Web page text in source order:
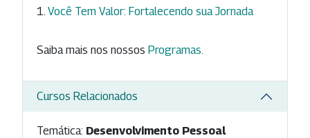
Você Tem Valor: Fortalecendo sua Jornada
Saiba mais nos nossos Programas
Cursos Relacionados
Temática: Desenvolvimento Pessoal